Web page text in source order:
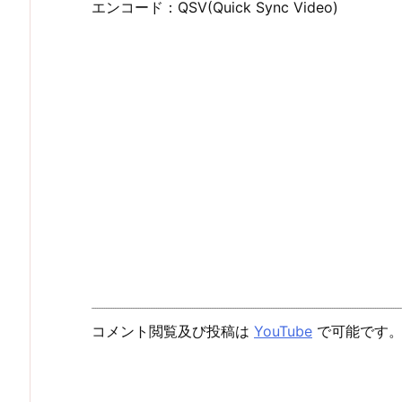
エンコード：QSV(Quick Sync Video)
コメント閲覧及び投稿は YouTube で可能です。